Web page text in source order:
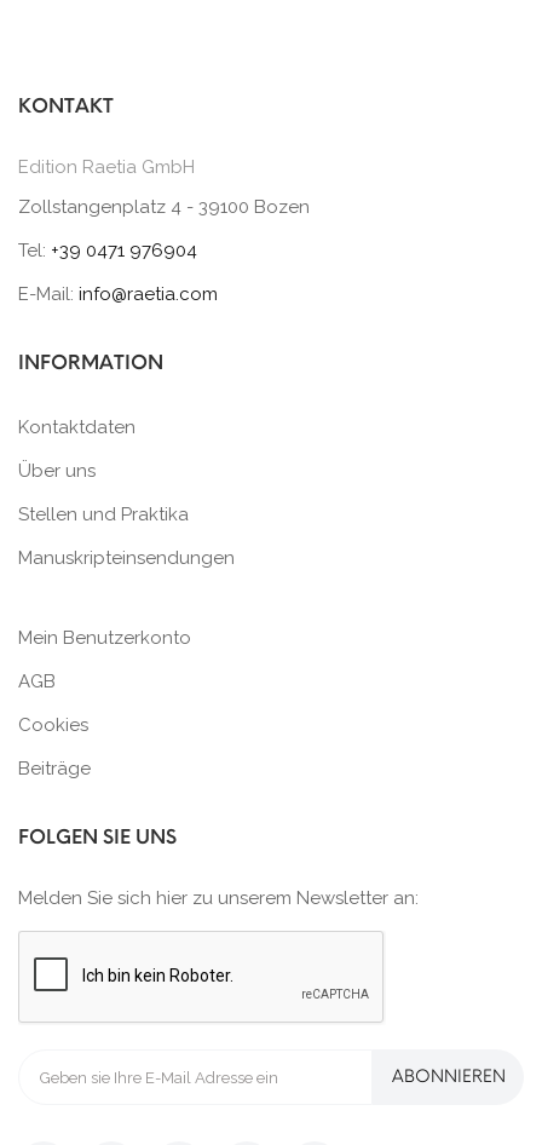
KONTAKT
Edition Raetia GmbH
Zollstangenplatz 4 - 39100 Bozen
Tel: +39 0471 976904
E-Mail: info@raetia.com
INFORMATION
Kontaktdaten
Über uns
Stellen und Praktika
Manuskripteinsendungen
Mein Benutzerkonto
AGB
Cookies
Beiträge
FOLGEN SIE UNS
Melden Sie sich hier zu unserem Newsletter an:
ABONNIEREN